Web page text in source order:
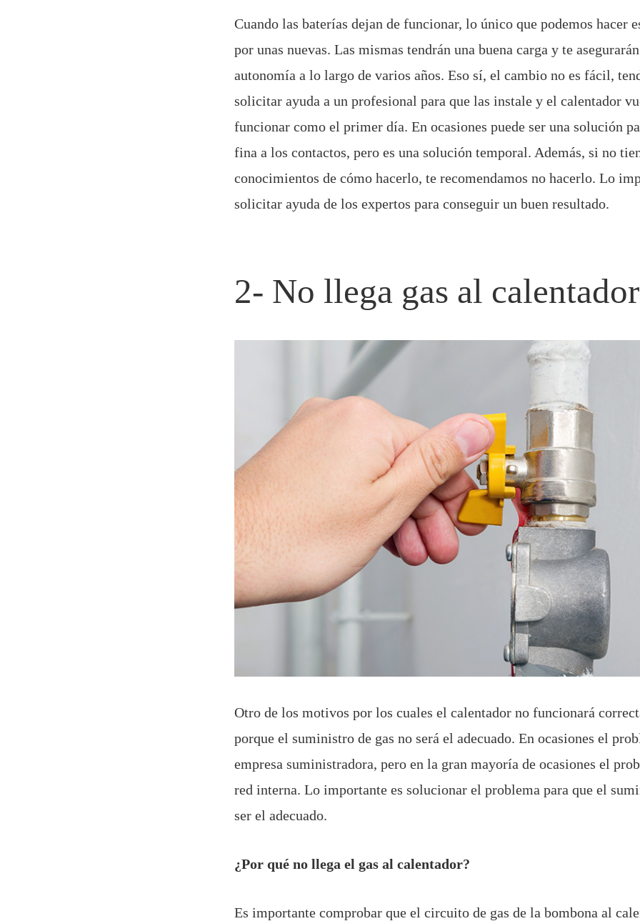
Cuando las baterías dejan de funcionar, lo único que podemos hacer
por unas nuevas. Las mismas tendrán una buena carga y te
autonomía a lo largo de varios años. Eso sí, el cambio no es fácil,
solicitar ayuda a un profesional para que las instale y el calentador
funcionar como el primer día. En ocasiones puede ser una solución
fina a los contactos, pero es una solución temporal. Además, si no
conocimientos de cómo hacerlo, te recomendamos no hacerlo. Lo
solicitar ayuda de los expertos para conseguir un buen resultado.
2- No llega gas al
Otro de los motivos por los cuales el calentador no funcionará
porque el suministro de gas no será el adecuado. En ocasiones el
empresa suministradora, pero en la gran mayoría de ocasiones el
red interna. Lo importante es solucionar el problema para que el
ser el adecuado.
¿Por qué no llega el gas al calentador?
Es importante comprobar que el circuito de gas de la bombona al